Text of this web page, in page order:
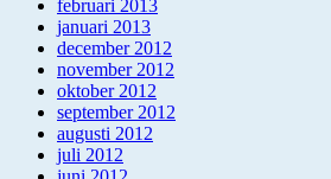
februari 2013
januari 2013
december 2012
november 2012
oktober 2012
september 2012
augusti 2012
juli 2012